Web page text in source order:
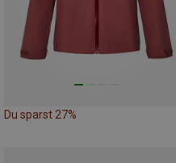
Du sparst 27%